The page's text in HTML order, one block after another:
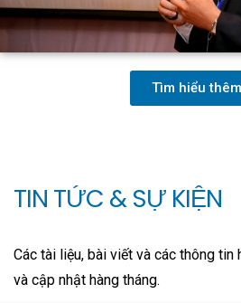
Tìm hiểu thêm
TIN TỨC & SỰ KIỆN
Các tài liệu, bài viết và các thông
và cập nhật hàng tháng.